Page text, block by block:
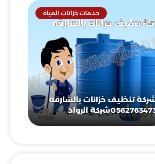
خدمات خزانات المياه
تنظيف خزانات بالشارقة
الرواد